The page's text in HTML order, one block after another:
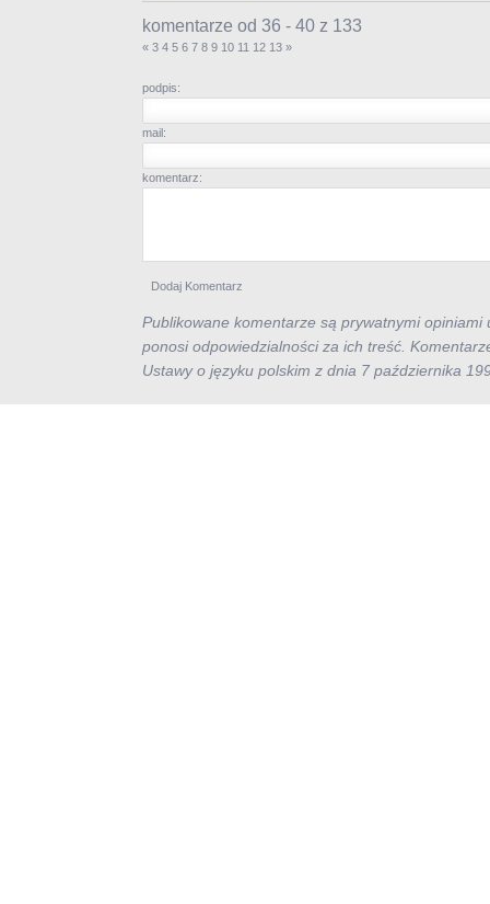
komentarze od 36 - 40 z 133
« 3 4 5 6 7 8 9 10 11 12 13 »
podpis:
mail:
komentarz:
Publikowane komentarze są prywatnymi opiniami
ponosi odpowiedzialności za ich treść.
Ustawy o języku polskim z dnia 7 października